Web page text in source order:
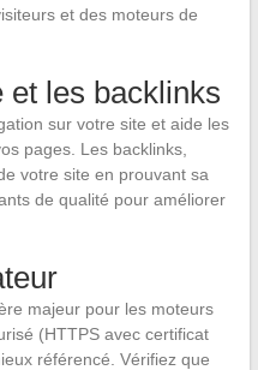
et des moteurs de
et les backlinks
sur votre site et aide les
pages. Les backlinks,
votre site en prouvant sa
de qualité pour améliorer
majeur pour les moteurs
(HTTPS avec certificat
référencé. Vérifiez que